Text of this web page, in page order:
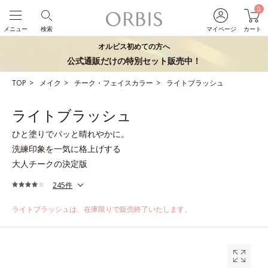
マイページ
0
カート
検索
メニュー
オルビス初めての方へ
公式通販だけの特別セット販売中！
TOP メイク チーク・フェイスカラー ライトブラッシュ
ライトブラッシュ
ひと塗りでパッと晴れやかに。
洗練印象を一気に格上げする
大人チークの決定版
245件
ライトブラッシュは、在庫限りで販売終了いたします。